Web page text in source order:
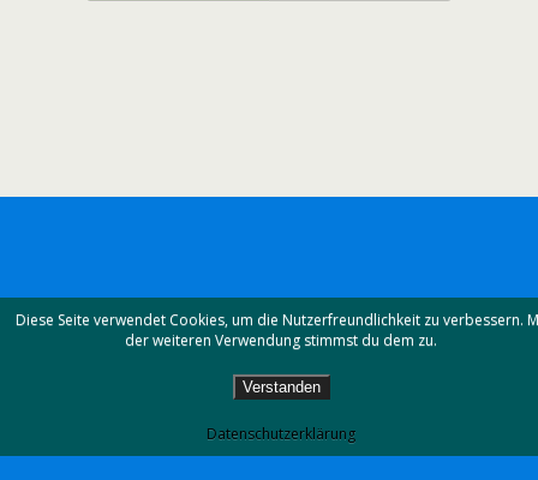
Diese Seite verwendet Cookies, um die Nutzerfreundlichkeit zu verbessern.
der weiteren Verwendung stimmst du dem zu.
Verstanden
Datenschutzerklärung